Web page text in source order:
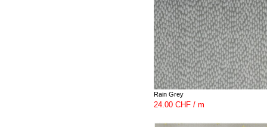
Rain Grey
24.00 CHF / m